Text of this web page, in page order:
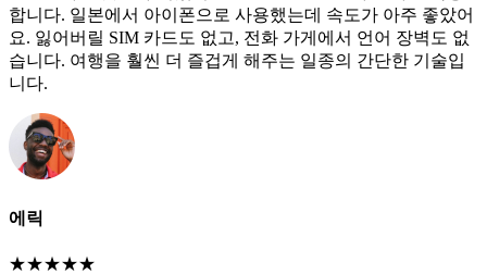
합니다. 일본에서 아이폰으로 사용했는데 속도가 아주 좋았어
요. 잃어버릴 SIM 카드도 없고, 전화 가게에서 언어 장벽도 없
습니다. 여행을 훨씬 더 즐겁게 해주는 일종의 간단한 기술입
니다.
에릭
★★★★★